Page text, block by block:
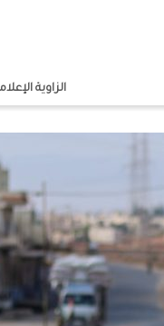
الزاوية